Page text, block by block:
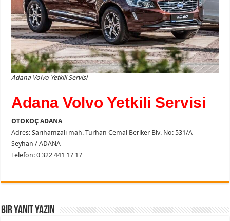
Adana Volvo Yetkili Servisi
Adana Volvo Yetkili Servisi
OTOKOÇ ADANA
Adres: Sarıhamzalı mah. Turhan Cemal Beriker Blv. No: 531/A
Seyhan / ADANA
Telefon: 0 322 441 17 17
Bir yanıt yazın